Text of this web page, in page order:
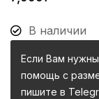
В наличии
Если Вам
помощь с
пишите в